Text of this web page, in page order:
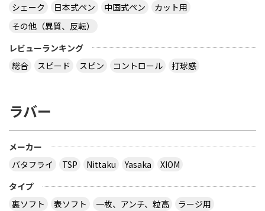
シェーク
日本式ペン 中国式ペン
カット用
その他（異質、反転）
レビューランキング
総合
スピード スピン コントロール 打球感
ラバー
メーカー
バタフライ
TSP Nittaku Yasaka
XIOM
タイプ
裏ソフト
表ソフト 一枚、アンチ、粒高 ラージ用